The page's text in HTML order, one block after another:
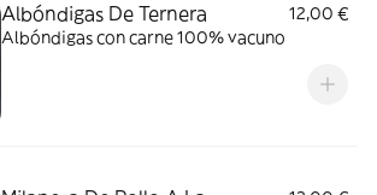
Albóndigas De Ternera
12,00 €
Albóndigas con carne 100% vacuno